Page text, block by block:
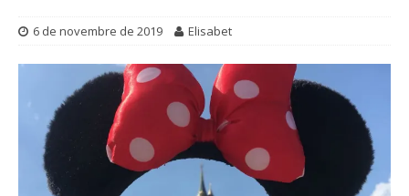
6 de novembre de 2019 Elisabet